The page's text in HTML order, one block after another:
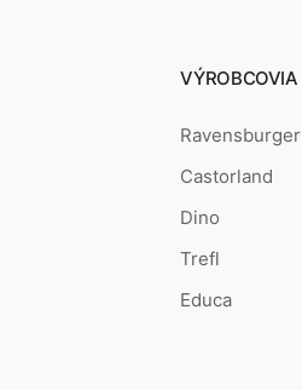
VÝROBCOVIA
Ravensburger
Castorland
Dino
Trefl
Educa